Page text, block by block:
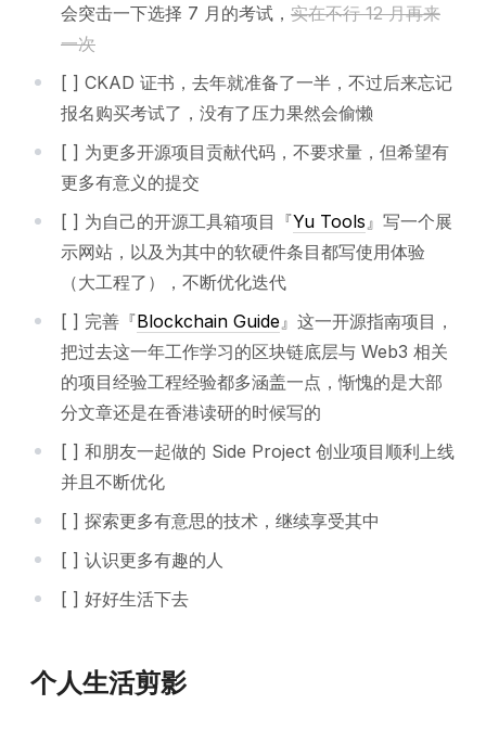
会突击一下选择 7 月的考试， 实在不行 12 月再来
一次
[ ] CKAD 证书，去年就准备了一半，不过后来忘记
报名购买考试了，没有了压力果然会偷懒
[ ] 为更多开源项目贡献代码，不要求量，但希望有
更多有意义的提交
[ ] 为自己的开源工具箱项目『Yu Tools 』写一个展
示网站，以及为其中的软硬件条目都写使用体验
（大工程了），不断优化迭代
[ ] 完善『Blockchain Guide 』这一开源指南项目，
把过去这一年工作学习的区块链底层与 Web3 相关
的项目经验工程经验都多涵盖一点，惭愧的是大部
分文章还是在香港读研的时候写的
[ ] 和朋友一起做的 Side Project 创业项目顺利上线
并且不断优化
[ ] 探索更多有意思的技术，继续享受其中
[ ] 认识更多有趣的人
[ ] 好好生活下去
个人生活剪影